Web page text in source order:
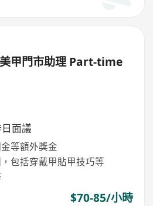
美甲門市助理 Part-time
面議
等額外獎金
包括穿戴甲貼甲技巧等
$70-85/小時